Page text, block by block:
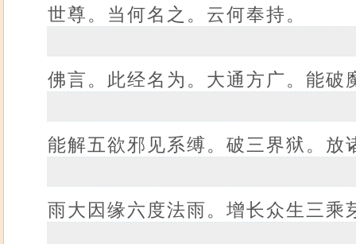
世尊。当何名之。云何奉持。
佛言。此经名为。大通方广。能破
能解五欲邪见系缚。破三界狱。
雨大因缘六度法雨。增长众生三